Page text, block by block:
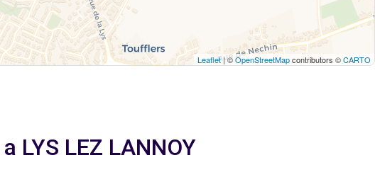
Leaflet| ©OpenStreetMapcontributors ©CARTO
LEZ LANNOY